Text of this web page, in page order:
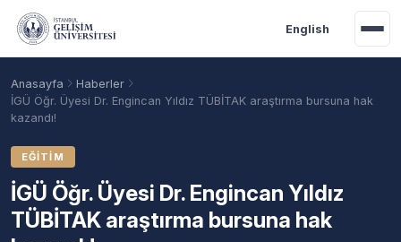
Ana içeriğe geç
English
Anasayfa
Haberler
İGÜ Öğr. Üyesi Dr. Engincan Yıldız TÜBİTAK araştırma bursuna hak
kazandı!
EĞITIM
İGÜ Öğr. Üyesi Dr. Engincan Yıldız
TÜBİTAK araştırma bursuna hak